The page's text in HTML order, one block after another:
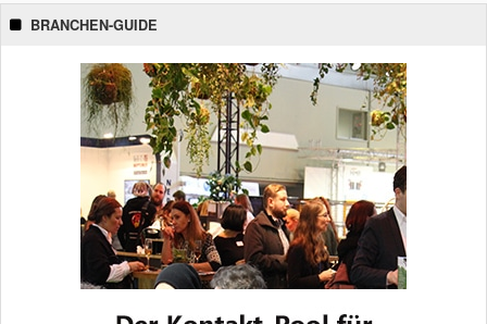
BRANCHEN-GUIDE